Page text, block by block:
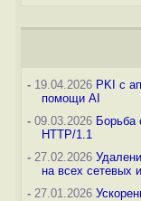
-19.04.2026 PKI с
помощи AI
-09.03.2026 Борьба
HTTP/1.1
-27.02.2026
на всех сетевых
-27.01.2026